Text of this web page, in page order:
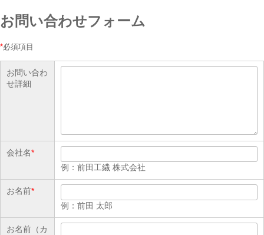
お問い合わせフォーム
*必須項目
お問い合わ
せ詳細
会社名*
例：前田工繊 株式会社
お名前*
例：前田 太郎
お名前（カ